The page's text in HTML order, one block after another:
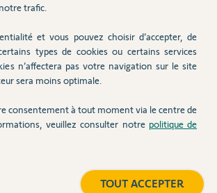
à
trafic.
et vous pouvez choisir d’accepter, de
types de cookies ou certains services
n’affectera pas votre navigation sur le site
sera moins optimale.
consentement à tout moment via le centre de
veuillez consulter notre politique de
TOUT ACCEPTER